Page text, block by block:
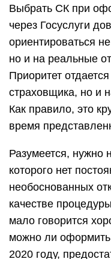
Выбрать СК при
через Госуслуги
ориентироваться
но и на реальные
Приоритет
страховщика, но и
Как правило, это
время
Разумеется, нужно
которого нет
необоснованных
качестве
мало говорится
можно ли оформить
2020 году,